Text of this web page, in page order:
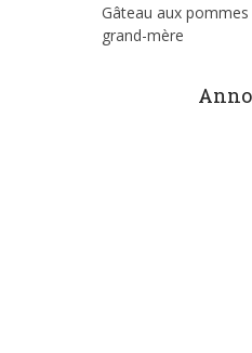
Gâteau aux
grand-mère